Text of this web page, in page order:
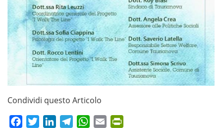
Condividi questo Articolo
FacebookTwitterLinkedInTelegramWhatsApp
Email